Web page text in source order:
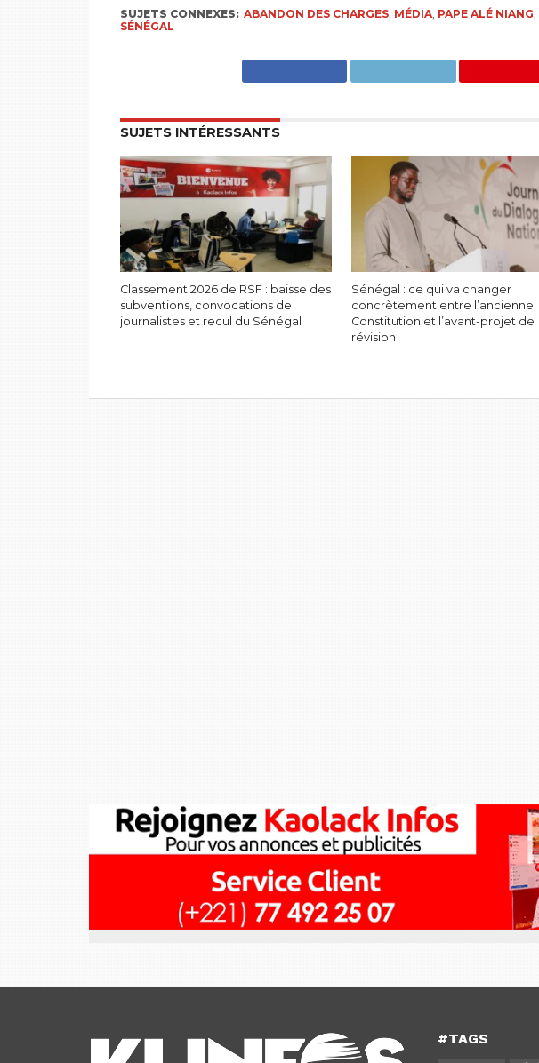
SUJETS CONNEXES: ABANDON DES CHARGES, MÉDIA, PAPE ALÉ NIANG,
SÉNÉGAL
SUJETS INTÉRESSANTS
Classement 2026 de RSF : baisse des
subventions, convocations de
journalistes et recul du Sénégal
Sénégal : ce qui va changer
concrètement entre l’ancienne
Constitution et l’avant-projet de
révision
#TAGS